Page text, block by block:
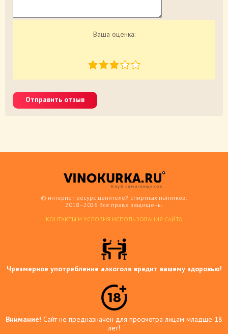
Ваша оценка:
Отправить отзыв
© интернет-ресурс ценителей спиртных напитков.
2018–2026 Все права защищены.
КОНТАКТЫ И УСЛОВИЯ ИСПОЛЬЗОВАНИЯ САЙТА
Чрезмерное употребление алкоголя вредит вашему здоровью!
Внимание! Сайт не предназначен для просмотра лицам младше 18
лет!